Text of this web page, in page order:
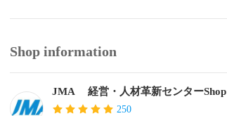
Shop information
JMA 経営・人材革新センターShop
250